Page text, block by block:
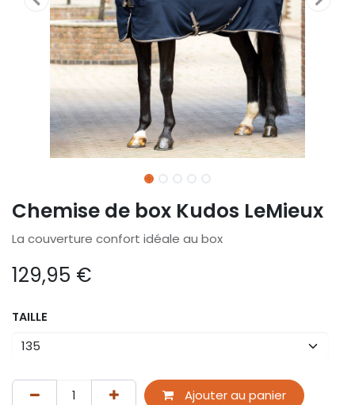
Chemise de box Kudos LeMieux
La couverture confort idéale au box
129,95 €
TAILLE
Ajouter au panier